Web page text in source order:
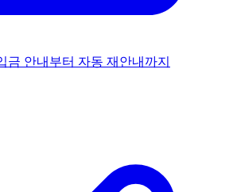
금 안내부터 자동 재안내까지